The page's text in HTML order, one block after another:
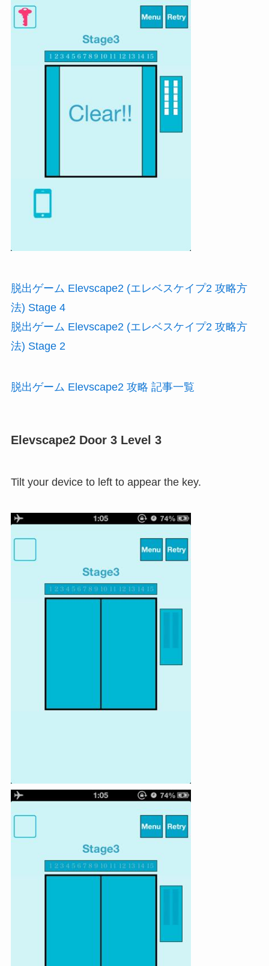
脱出ゲーム Elevscape2 (エレベスケイプ2 攻略方
法) Stage 4
脱出ゲーム Elevscape2 (エレベスケイプ2 攻略方
法) Stage 2
脱出ゲーム Elevscape2 攻略 記事一覧
Elevscape2 Door 3 Level 3
Tilt your device to left to appear the key.